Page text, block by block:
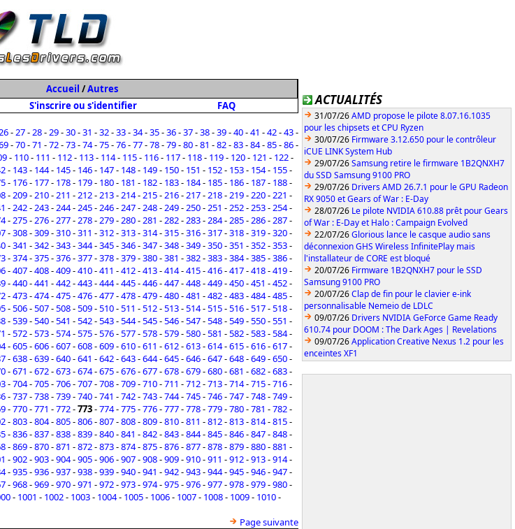
ACTUALITÉS
31/07/26AMD propose le pilote 8.07.16.1035
pour les chipsets et CPU Ryzen
30/07/26 Firmware 3.12.650 pour le contrôleur
iCUE LINK System Hub
29/07/26Samsung retire le firmware 1B2QNXH7
du SSD Samsung 9100 PRO
29/07/26 Drivers AMD 26.7.1 pour le GPU Radeon
RX 9050 et Gears of War : E-Day
28/07/26 Le pilote NVIDIA 610.88 prêt pour Gears
of War : E-Day et Halo : Campaign Evolved
22/07/26Glorious lance le casque audio sans
déconnexion GHS Wireless InfinitePlay mais
l'installateur de CORE est bloqué
20/07/26 Firmware 1B2QNXH7 pour le SSD
Samsung 9100 PRO
20/07/26Clap de fin pour le clavier e-ink
personnalisable Nemeio de LDLC
09/07/26 Drivers NVIDIA GeForce Game Ready
610.74 pour DOOM : The Dark Ages | Revelations
09/07/26Application Creative Nexus 1.2 pour les
enceintes XF1
Accueil /Autres
S'inscrire ou s'identifier FAQ
-27-28-29-30-31 -32-33-34-35-36-37-38-39-40-41 -42-43-
-70-71 -72-73-74-75-76-77-78-79-80-81 -82-83-84-85-86-
- 110- 111 - 112- 113- 114- 115- 116- 117- 118- 119- 120- 121 - 122-
- 143- 144- 145- 146- 147- 148- 149- 150- 151 - 152- 153- 154- 155-
- 176- 177- 178- 179- 180- 181 - 182- 183- 184- 185- 186- 187- 188-
-209-210-211 -212-213-214-215-216-217-218-219-220-221 -
-242-243-244-245-246-247-248-249-250-251 -252-253-254-
-275-276-277-278-279-280-281 -282-283-284-285-286-287-
-308-309-310-311 -312-313-314-315-316-317-318-319-320-
-341 -342-343-344-345-346-347-348-349-350-351 -352-353-
-374-375-376-377-378-379-380-381 -382-383-384-385-386-
-407-408-409-410-411 -412-413-414-415-416-417-418-419-
-440-441 -442-443-444-445-446-447-448-449-450-451 -452-
-473-474-475-476-477-478-479-480-481 -482-483-484-485-
-506-507-508-509-510-511 -512-513-514-515-516-517-518-
-539-540-541 -542-543-544-545-546-547-548-549-550-551 -
-572-573-574-575-576-577-578-579-580-581 -582-583-584-
-605-606-607-608-609-610-611 -612-613-614-615-616-617-
-638-639-640-641 -642-643-644-645-646-647-648-649-650-
-671 -672-673-674-675-676-677-678-679-680-681 -682-683-
-704-705-706-707-708-709-710-711 -712-713-714-715-716-
-737-738-739-740-741 -742-743-744-745-746-747-748-749-
-770-771 -772-773-774-775-776-777-778-779-780-781 -782-
-803-804-805-806-807-808-809-810-811 -812-813-814-815-
-836-837-838-839-840-841 -842-843-844-845-846-847-848-
-869-870-871 -872-873-874-875-876-877-878-879-880-881 -
-902-903-904-905-906-907-908-909-910-911 -912-913-914-
-935-936-937-938-939-940-941 -942-943-944-945-946-947-
-968-969-970-971 -972-973-974-975-976-977-978-979-980-
- 1001 - 1002- 1003- 1004- 1005- 1006- 1007- 1008- 1009- 1010-
Page suivante